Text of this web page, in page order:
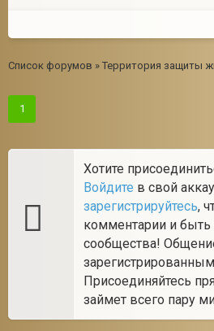
Список форумов » Территория защиты
1
Хотите
Войдите в свой
зарегистрируйтесь,
комментарии и
сообщества!
Присоединяйтесь
займет всего пару